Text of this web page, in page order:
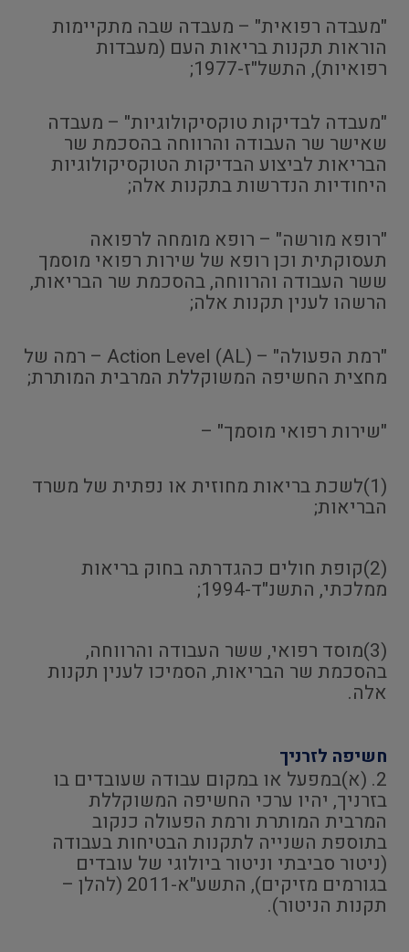
"מעבדה רפואית" – מעבדה שבה מתקיימות
הוראות תקנות בריאות העם (מעבדות
רפואיות), התשל"ז-1977;
"מעבדה לבדיקות טוקסיקולוגיות" – מעבדה
שאישר שר העבודה והרווחה בהסכמת שר
הבריאות לביצוע הבדיקות הטוקסיקולוגיות
היחודיות הנדרשות בתקנות אלה;
"רופא מורשה" – רופא מומחה לרפואה
תעסוקתית וכן רופא של שירות רפואי מוסמך
ששר העבודה והרווחה, בהסכמת שר הבריאות,
הרשהו לענין תקנות אלה;
"רמת הפעולה" – Action Level (AL) – רמה של
מחצית החשיפה המשוקללת המרבית המותרת;
"שירות רפואי מוסמך" –
(1)לשכת בריאות מחוזית או נפתית של משרד
הבריאות;
(2)קופת חולים כהגדרתה בחוק בריאות
ממלכתי, התשנ"ד-1994;
(3)מוסד רפואי, ששר העבודה והרווחה,
בהסכמת שר הבריאות, הסמיכו לענין תקנות
אלה.
חשיפה לזרניך
2. (א)במפעל או במקום עבודה שעובדים בו
בזרניך, יהיו ערכי החשיפה המשוקללת
המרבית המותרת ורמת הפעולה כנקוב
בתוספת השנייה לתקנות הבטיחות בעבודה
(ניטור סביבתי וניטור ביולוגי של עובדים
בגורמים מזיקים), התשע"א-2011 (להלן –
תקנות הניטור).